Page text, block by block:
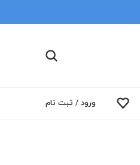
ورود / ثبت نام